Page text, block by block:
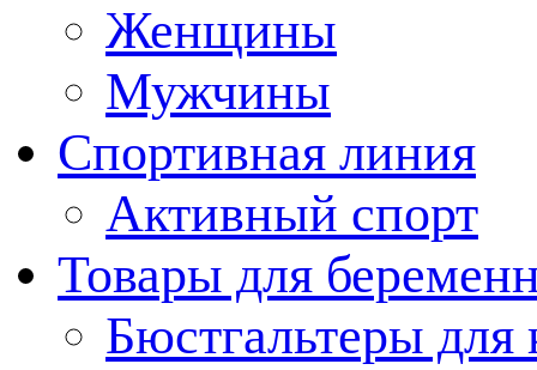
Женщины
Мужчины
Спортивная линия
Активный спорт
Товары для
Бюстгальтеры